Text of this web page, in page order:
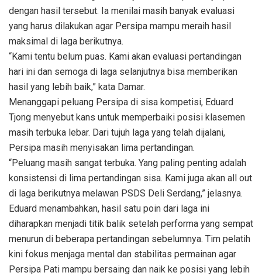
dengan hasil tersebut. Ia menilai masih banyak evaluasi
yang harus dilakukan agar Persipa mampu meraih hasil
maksimal di laga berikutnya.
“Kami tentu belum puas. Kami akan evaluasi pertandingan
hari ini dan semoga di laga selanjutnya bisa memberikan
hasil yang lebih baik,” kata Damar.
Menanggapi peluang Persipa di sisa kompetisi, Eduard
Tjong menyebut kans untuk memperbaiki posisi klasemen
masih terbuka lebar. Dari tujuh laga yang telah dijalani,
Persipa masih menyisakan lima pertandingan.
“Peluang masih sangat terbuka. Yang paling penting adalah
konsistensi di lima pertandingan sisa. Kami juga akan all out
di laga berikutnya melawan PSDS Deli Serdang,” jelasnya.
Eduard menambahkan, hasil satu poin dari laga ini
diharapkan menjadi titik balik setelah performa yang sempat
menurun di beberapa pertandingan sebelumnya. Tim pelatih
kini fokus menjaga mental dan stabilitas permainan agar
Persipa Pati mampu bersaing dan naik ke posisi yang lebih